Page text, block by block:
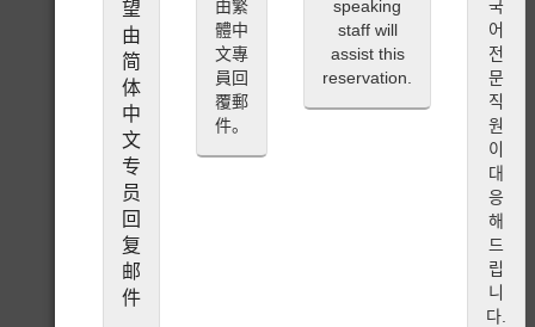
林 2
米其
林 3
必比
登推
米其
林入
选餐
高特
望
由
简
体
中
文
专
员
回
复
邮
件
由繁
體中
文專
員回
覆郵
件。
speaking
staff will
assist this
reservation.
국
어
전
문
직
원
이
대
응
해
드
립
니
다.